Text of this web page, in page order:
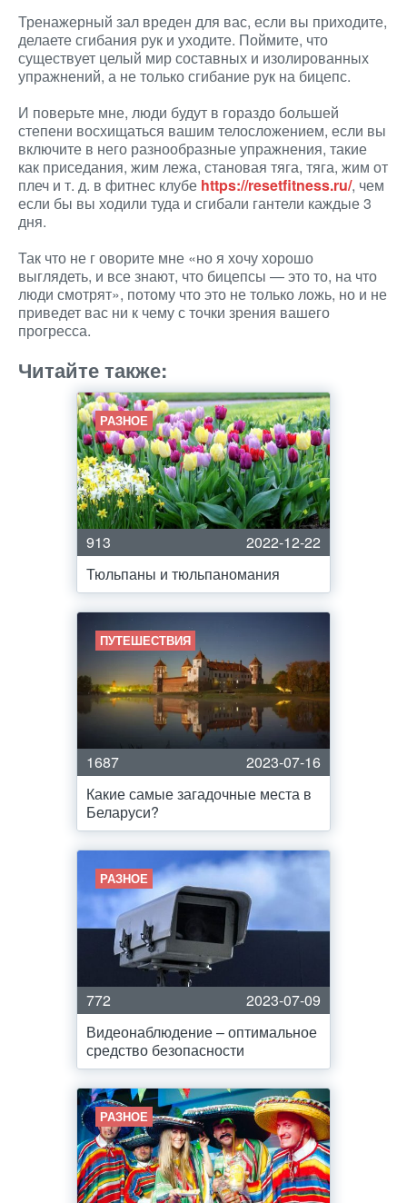
Тренажерный зал вреден для вас, если вы приходите,
делаете сгибания рук и уходите. Поймите, что
существует целый мир составных и изолированных
упражнений, а не только сгибание рук на бицепс.
И поверьте мне, люди будут в гораздо большей
степени восхищаться вашим телосложением, если вы
включите в него разнообразные упражнения, такие
как приседания, жим лежа, становая тяга, тяга, жим от
плеч и т. д. в фитнес клубе https://resetfitness.ru/, чем
если бы вы ходили туда и сгибали гантели каждые 3
дня.
Так что не г оворите мне «но я хочу хорошо
выглядеть, и все знают, что бицепсы — это то, на что
люди смотрят», потому что это не только ложь, но и не
приведет вас ни к чему с точки зрения вашего
прогресса.
Читайте также:
РАЗНОЕ
913
2022-12-22
Тюльпаны и тюльпаномания
ПУТЕШЕСТВИЯ
1687
2023-07-16
Какие самые загадочные места в
Беларуси?
РАЗНОЕ
772
2023-07-09
Видеонаблюдение – оптимальное
средство безопасности
РАЗНОЕ